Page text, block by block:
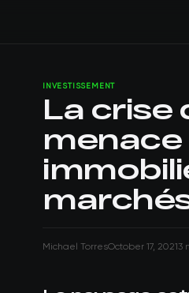
INVESTISSEMENT
La crise
Michael TorresOctober 17, 20213